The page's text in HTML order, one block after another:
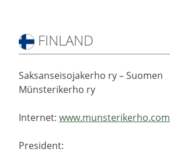
FINLAND
Saksanseisojakerho ry – Suomen
Münsterikerho ry
Internet: www.munsterikerho.com
President: